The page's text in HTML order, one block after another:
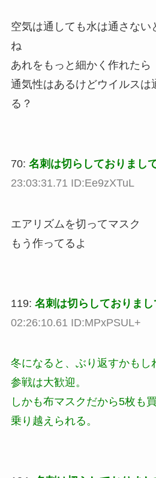
空気は通しても水は通さない
ね
あれをもっと細かく作れたら
通気性はあるけどウイルスは
る？
70: 名刺は切らしておりまし
23:03:31.71 ID:Ee9zXTuL
エアリズムを切ってマスク
もう作ってるよ
119: 名刺は切らしておりまし
02:26:10.61 ID:MPxPSUL+
冬になると、ぶり返すかもし
参戦は大歓迎。
しかも布マスクだから5枚も
乗り越えられる。